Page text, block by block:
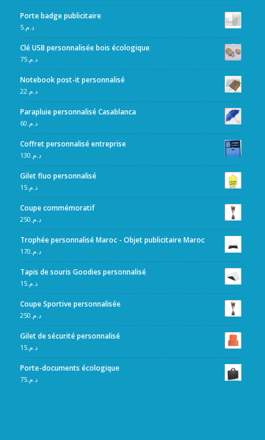
Porte badge publicitaire
د.م.5
Clé USB personnalisée bois écologique
د.م.75
Notebook post-it personnalisé
د.م. 22
Parapluie personnalisé Casablanca
د.م. 60
Coffret personnalisé entreprise
د.م. 130
Gilet fluo personnalisé
د.م.15
Coupe commémoratif
د.م. 250
Trophée personnalisé Maroc - Objet publicitaire Maroc
د.م. 170
Tapis de souris Goodies personnalisé
د.م.15
Coupe Sportive personnalisée
د.م. 250
Gilet de sécurité personnalisé
د.م.15
Porte-documents écologique
د.م.75